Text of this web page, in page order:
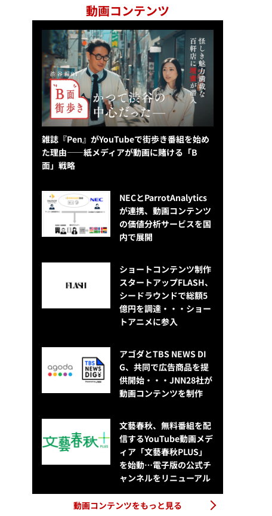
動画コンテンツ
雑誌『Pen』がYouTubeで街歩き番組を始め
た理由——紙メディアが動画に賭ける「B
面」戦略
NECとParrotAnalytics
が連携、動画コンテンツ
の価値分析サービスを国
内で展開
ショートコンテンツ制作
スタートアップFLASH、
シードラウンドで総額5
億円を調達・・・ショー
トアニメに参入
アゴダとTBS NEWS DI
G、共同で広告商品を提
供開始・・・JNN28社が
動画コンテンツを制作
文藝春秋、無料番組を配
信するYouTube動画メデ
ィア「文藝春秋PLUS」
を始動…電子版の公式チ
ャンネルをリニューアル
動画コンテンツをもっと見る